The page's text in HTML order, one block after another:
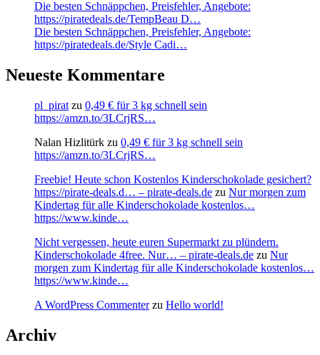
Die besten Schnäppchen, Preisfehler, Angebote:
https://piratedeals.de/TempBeau D…
Die besten Schnäppchen, Preisfehler, Angebote:
https://piratedeals.de/Style Cadi…
Neueste Kommentare
pl_pirat zu 0,49 € für 3 kg schnell sein
https://amzn.to/3LCrjRS…
Nalan Hizlitürk zu 0,49 € für 3 kg schnell sein
https://amzn.to/3LCrjRS…
Freebie! Heute schon Kostenlos Kinderschokolade gesichert?
https://pirate-deals.d… – pirate-deals.de zu Nur morgen zum
Kindertag für alle Kinderschokolade kostenlos…
https://www.kinde…
Nicht vergessen, heute euren Supermarkt zu plündern.
Kinderschokolade 4free. Nur… – pirate-deals.de zu Nur
morgen zum Kindertag für alle Kinderschokolade kostenlos…
https://www.kinde…
A WordPress Commenterzu Hello world!
Archiv